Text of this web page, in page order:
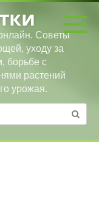
Советы
уходу за
борьбе с
растений
урожая.